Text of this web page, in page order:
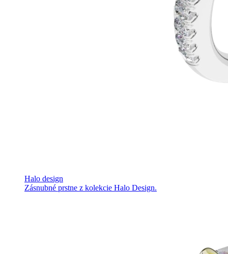
Halo design
Zásnubné prstne z kolekcie Halo Design.